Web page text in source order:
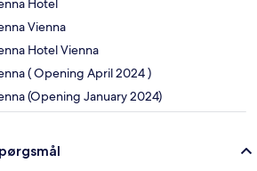
Hotel
Vienna
Hotel Vienna
( Opening April 2024 )
(Opening January 2024)